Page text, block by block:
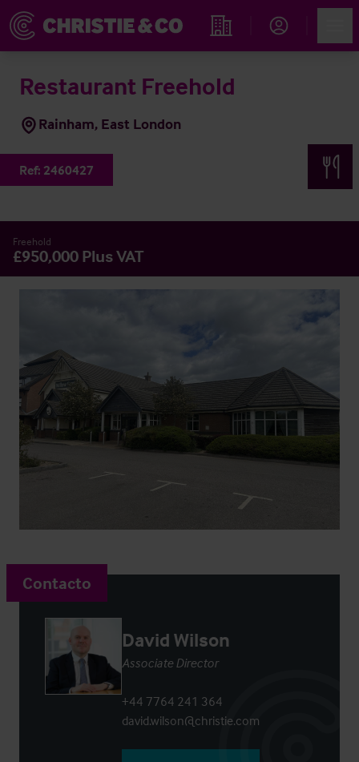
Propiedades
Restaurant Freehold
Rainham, East London
Ref: 2460427
Freehold
£950,000 Plus VAT
Contacto
David Wilson
Associate Director
+44 7764 241 364
david.wilson@christie.com